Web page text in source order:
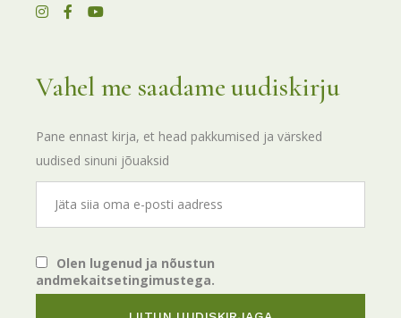
Vahel me saadame uudiskirju
Pane ennast kirja, et head pakkumised ja värsked
uudised sinuni jõuaksid
Olen lugenud ja nõustun
andmekaitsetingimustega.